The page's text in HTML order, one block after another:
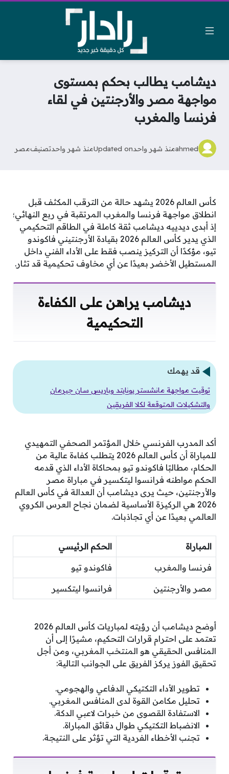
ديشامب يطالب بحكم بمستوى
مواجهة مصر والأرجنتين في لقاء
فرنسا والمغرب
ahmedمنذ شهر واحدUpdated onمنذ شهر واحدتصنيفمصر
كأس العالم 2026 يشهد حالة من الترقب المكثف قبل
انطلاق مواجهة فرنسا والمغرب المرتقبة في ربع النهائي؛
إذ أبدى ديدييه ديشامب ثقة كاملة في الطاقم التحكيمي
الذي يدير كأس العالم 2026 بقيادة الأرجنتيني فاكوندو
تيو، مؤكدًا أن التركيز ينصب فقط على الأداء الفني داخل
المستطيل الأخضر بعيدًا عن أي مخاوف تحكيمية قد تثار.
ديشامب يراهن على الكفاءة
التحكيمية
قد يهمك
توقيت مواجهة مانشستر يونايتد وباريس سان جيرمان
والتشكيلات المتوقعة لكلا الفريقين
أكد المدرب الفرنسي خلال المؤتمر الصحفي التمهيدي
للمباراة أن كأس العالم 2026 يتطلب كفاءة عالية من
الحكام، مطالبًا فاكوندو تيو بمحاكاة الأداء الذي قدمه
الحكم مواطنه فرانسوا ليتكسير في مباراة مصر
والأرجنتين، حيث يرى ديشامب أن العدالة في كأس العالم
2026 هي الركيزة الأساسية لضمان نجاح العرس الكروي
العالمي بعيدًا عن أي تجاذبات.
المباراة الحكم الرئيسي
فرنسا والمغرب فاكوندو تيو
مصر والأرجنتين فرانسوا ليتكسير
أوضح ديشامب أن رؤيته لمباريات كأس العالم 2026
تعتمد على احترام قرارات التحكيم، مشيرًا إلى أن
المنافس الحقيقي هو المنتخب المغربي، ومن أجل
تحقيق الفوز يركز الفريق على الجوانب التالية:
تطوير الأداء التكتيكي الدفاعي والهجومي.
تحليل مكامن القوة لدى المنافس المغربي.
الاستفادة القصوى من خبرات لاعبي الدكة.
الانضباط التكتيكي طوال دقائق المباراة.
تجنب الأخطاء الفردية التي تؤثر على النتيجة.